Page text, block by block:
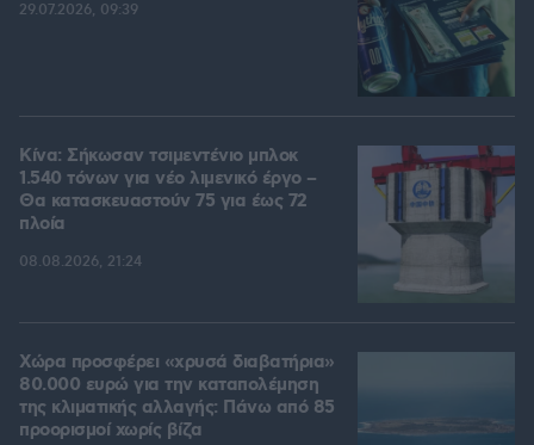
29.07.2026, 09:39
Κίνα: Σήκωσαν τσιμεντένιο μπλοκ
1.540 τόνων για νέο λιμενικό έργο –
Θα κατασκευαστούν 75 για έως 72
πλοία
08.08.2026, 21:24
Χώρα προσφέρει «χρυσά διαβατήρια»
80.000 ευρώ για την καταπολέμηση
της κλιματικής αλλαγής: Πάνω από 85
προορισμοί χωρίς βίζα